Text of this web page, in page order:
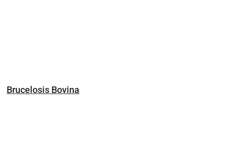
Brucelosis Bovina